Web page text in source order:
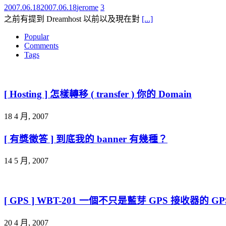
2007.06.182007.06.18jerome 3
之前有提到 Dreamhost 以前以及現在對 [...]
Popular
Comments
Tags
[ Hosting ] 怎樣轉移 ( transfer ) 你的 Domain
18 4 月, 2007
[ 有獎徵答 ] 到底我的 banner 有幾種？
14 5 月, 2007
[ GPS ] WBT-201 一個不只是藍芽 GPS 接收器的
20 4 月, 2007